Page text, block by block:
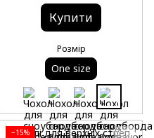
Купити
Розмір
One size
−15%